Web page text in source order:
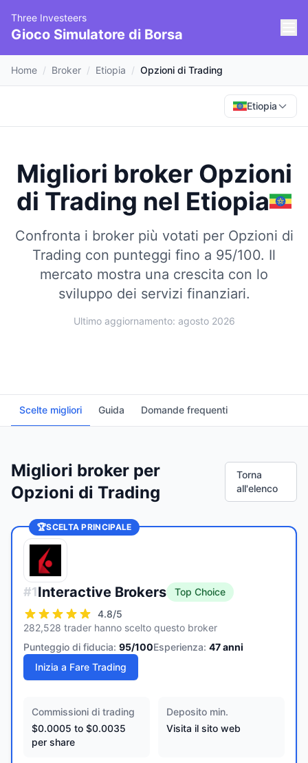
Three Investeers
Gioco Simulatore di Borsa
Home / Broker / Etiopia / Opzioni di Trading
Etiopia
Migliori broker Opzioni
di Trading nel Etiopia
Confronta i broker più votati per Opzioni di
Trading con punteggi fino a 95/100. Il
mercato mostra una crescita con lo
sviluppo dei servizi finanziari.
Ultimo aggiornamento: agosto 2026
Scelte migliori Guida Domande frequenti
Migliori broker per
Opzioni di Trading
Torna
all'elenco
🏆SCELTA PRINCIPALE
#1Interactive Brokers
Top Choice
4.8/5
282,528 trader hanno scelto questo broker
Punteggio di fiducia: 95/100Esperienza: 47anni
Inizia a Fare Trading
Commissioni di trading
$0.0005 to $0.0035
per share
Deposito min.
Visita il sito web